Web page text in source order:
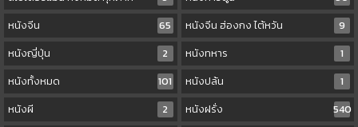
หนังจีน
65 หนังจีน ฮ่องกง ไต้หวัน
9
หนังญี่ปุ่น
2 หนังทหาร
1
หนังทั้งหมด
101 หนังปล้น
1
หนังผี
2 หนังฝรั่ง
540